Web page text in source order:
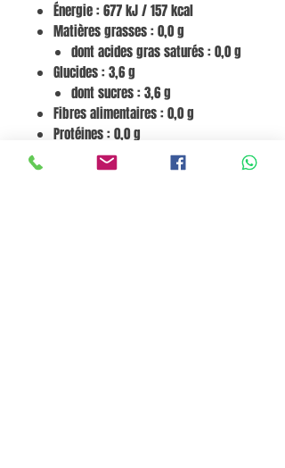
Énergie : 677 kJ / 157 kcal
Matières grasses : 0,0 g
dont acides gras saturés : 0,0 g
Glucides : 3,6 g
dont sucres : 3,6 g
Fibres alimentaires : 0,0 g
Protéines : 0,0 g
Sel : 30,7 g
Chlorure : 1780 mg (222 % VNR)